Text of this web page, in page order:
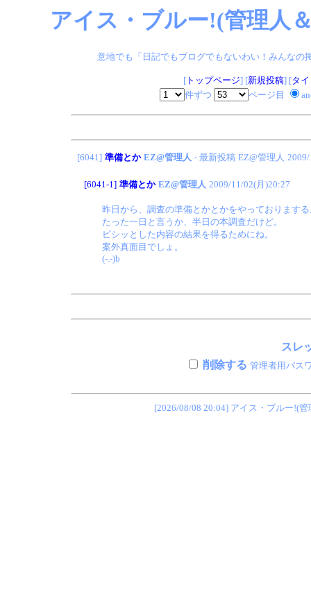
アイス・ブルー!(管理人
意地でも「日記でもブログでもないわい！みんなの
[トップページ] [新規投稿] [タ
件ずつ
ページ目
[6041] 準備とか EZ@管理人 - 最新投稿 EZ@管理人
[6041-1] 準備とか EZ@管理人 2009/11/02(月)20:27
昨日から、調査の準備とかとかをやっておりまする
たった一日と言うか、半日の本調査だけど。
ビシッとした内容の結果を得るためにね。
案外真面目でしょ。
(-.-)b
スレ
削除する 管理者用パス
[2026/08/08 20:04] アイス・ブルー!(